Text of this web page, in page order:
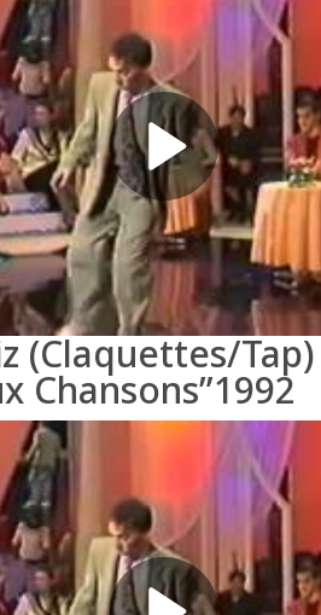
(Claquettes/Tap)
Chansons”1992